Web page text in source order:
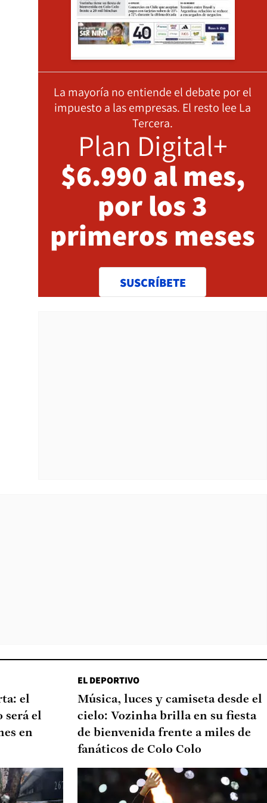
La mayoría no entiende el debate por el
impuesto a las empresas. El resto lee La
Tercera.
Plan Digital+
$6.990 al mes,
por los 3
primeros meses
SUSCRÍBETE
el
será el
en
EL DEPORTIVO
Música, luces y camiseta desde el
cielo: Vozinha brilla en su fiesta
de bienvenida frente a miles de
fanáticos de Colo Colo